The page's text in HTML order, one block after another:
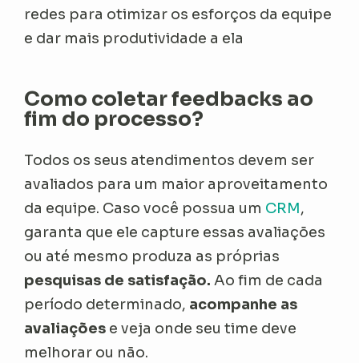
redes para otimizar os esforços da equipe
e dar mais produtividade a ela
Como coletar feedbacks ao
fim do processo?
Todos os seus atendimentos devem ser
avaliados para um maior aproveitamento
da equipe. Caso você possua um CRM,
garanta que ele capture essas avaliações
ou até mesmo produza as próprias
pesquisas de satisfação. Ao fim de cada
período determinado, acompanhe as
avaliações e veja onde seu time deve
melhorar ou não.